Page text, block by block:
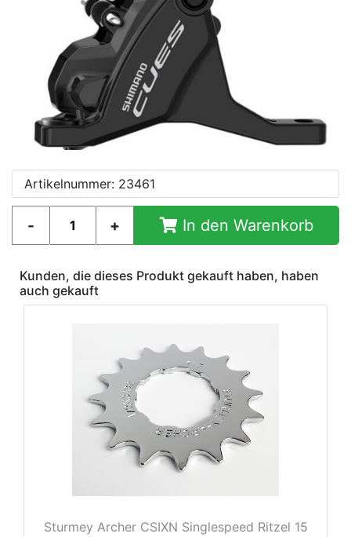
Artikelnummer: 23461
In den Warenkorb
Kunden, die dieses Produkt gekauft haben, haben
auch gekauft
Sturmey Archer CSIXN Singlespeed Ritzel 15